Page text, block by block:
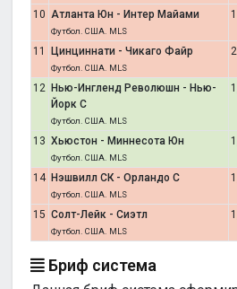
10 Атланта Юн - Интер Майами
Футбол. США. MLS
1
11 Цинциннати - Чикаго Файр
Футбол. США. MLS
2
12 Нью-Ингленд Революшн - Нью-
Йорк С
Футбол. США. MLS
13 Хьюстон - Миннесота Юн
Футбол. США. MLS
14 Нэшвилл СК - Орландо С
Футбол. США. MLS
15 Солт-Лейк - Сиэтл
Футбол. США. MLS
Бриф система